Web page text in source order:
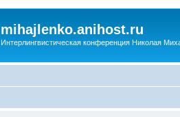
mihajlenko.anihost.ru
Интерлингвистическая конференция Николая